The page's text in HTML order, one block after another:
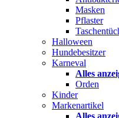
Masken
Pflaster
Halloween
Hundebesitzer
Karneval
Alles
Orden
Kinder
Markenartikel
Alles